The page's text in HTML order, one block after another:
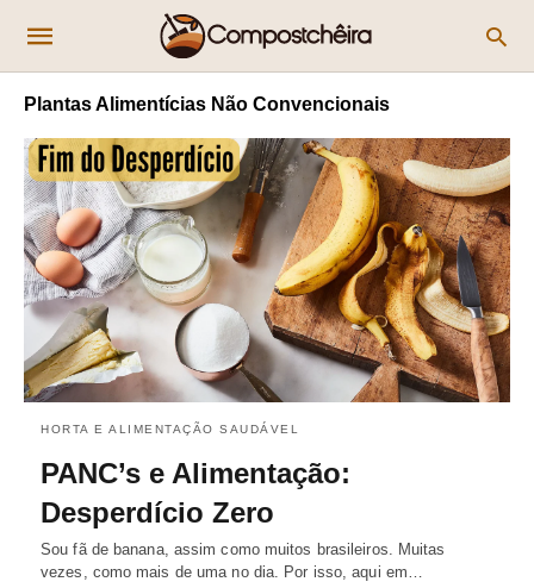
Plantas Alimentícias Não Convencionais
HORTA E ALIMENTAÇÃO SAUDÁVEL
PANC’s e Alimentação:
Desperdício Zero
Sou fã de banana, assim como muitos brasileiros. Muitas
vezes, como mais de uma no dia. Por isso, aqui em…